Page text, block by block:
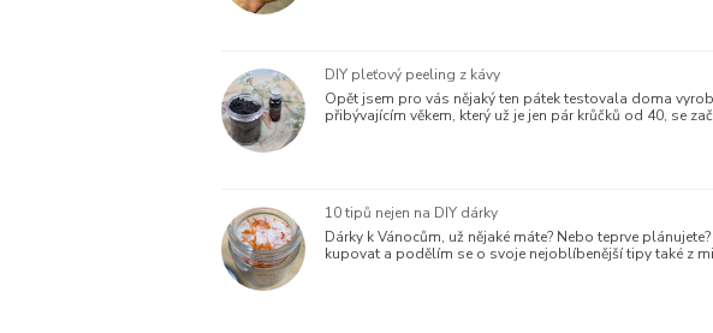
DIY pleťový peeling z kávy
Opět jsem pro vás nějaký ten pátek testovala doma
přibývajícím věkem, který už je jen pár krůčků od 40, se
10 tipů nejen na DIY dárky
Dárky k Vánocům, už nějaké máte? Nebo teprve
kupovat a podělím se o svoje nejoblíbenější tipy také z